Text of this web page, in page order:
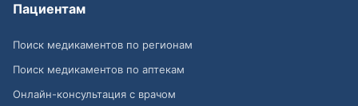
Пациентам
Поиск медикаментов по регионам
Поиск медикаментов по аптекам
Онлайн-консультация с врачом